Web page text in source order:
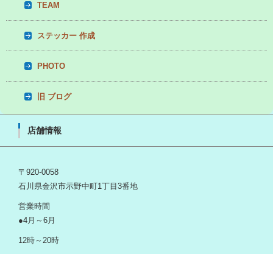
TEAM
ステッカー 作成
PHOTO
旧 ブログ
店舗情報
〒920-0058
石川県金沢市示野中町1丁目3番地
営業時間
●4月～6月
12時～20時